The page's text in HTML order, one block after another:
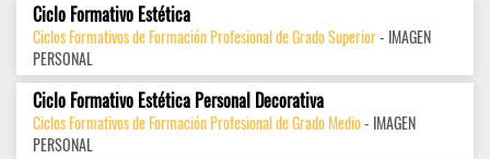
Ciclo Formativo Estética
Ciclos Formativos de Formación Profesional de Grado Superior- IMAGEN
PERSONAL
Ciclo Formativo Estética Personal Decorativa
Ciclos Formativos de Formación Profesional de Grado Medio- IMAGEN
PERSONAL